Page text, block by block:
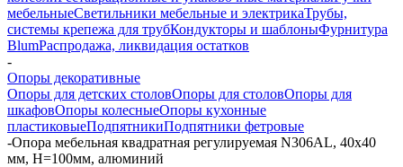
мебельныеСветильники мебельные и электрикаТрубы,
системы крепежа для трубКондукторы и шаблоныФурнитура
BlumРаспродажа, ликвидация остатков
-
Опоры декоративные
Опоры для детских столовОпоры для столовОпоры для
шкафовОпоры колесныеОпоры кухонные
пластиковыеПодпятникиПодпятники фетровые
-Опора мебельная квадратная регулируемая N306AL, 40х40
мм, H=100мм, алюминий